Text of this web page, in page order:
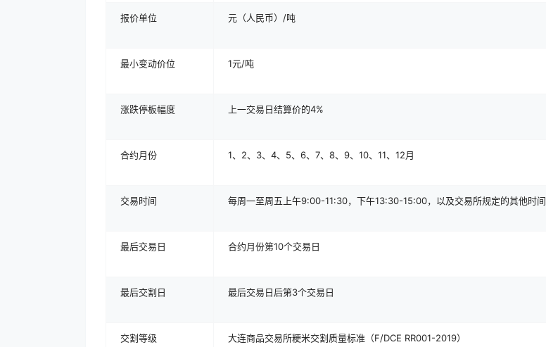
报价单位 元（人民币）/吨
最小变动价位 1元/吨
涨跌停板幅度 上一交易日结算价的4%
合约月份 1、2、3、4、5、6、7、8、9、10、11、12月
交易时间 每周一至周五上午9:00-11:30，下午13:30-15:00，以及交易所规定的其他时间
最后交易日 合约月份第10个交易日
最后交割日 最后交易日后第3个交易日
交割等级 大连商品交易所粳米交割质量标准（F/DCE RR001-2019）